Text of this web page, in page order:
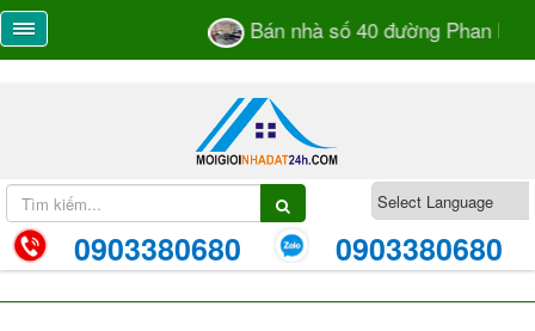
Bán nhà số 40 đường Phan Bá
0903380680 0903380680